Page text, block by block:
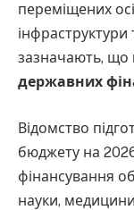
переміщених
інфраструктури
зазначають, що
державних
Відомство
бюджету на
фінансування
науки,